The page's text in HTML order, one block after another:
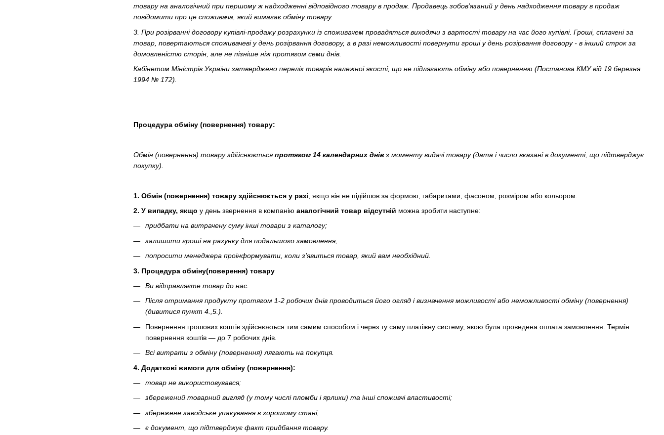
товару на аналогічний при першому ж надходженні відповідного товару в продаж. Продавець зобов'язаний у день надходження товару в продаж
повідомити про це споживача, який вимагає обміну товару.
3. При розірванні договору купівлі-продажу розрахунки із споживачем провадяться виходячи з вартості товару на час його купівлі. Гроші, сплачені за
товар, повертаються споживачеві у день розірвання договору, а в разі неможливості повернути гроші у день розірвання договору - в інший строк за
домовленістю сторін, але не пізніше ніж протягом семи днів.
Кабінетом Міністрів України затверджено перелік товарів належної якості, що не підлягають обміну або поверненню (Постанова КМУ від 19 березня
1994 № 172).
Процедура обміну (повернення) товару:
Обмін (повернення) товару здійснюєтьсяпротягом 14 календарних днів з моменту видачі товару (дата і число вказані в документі, що підтверджує
покупку).
1. Обмін (повернення) товару здійснюється у разі , якщо він не підійшов за формою, габаритами, фасоном, розміром або кольором.
2. У випадку, якщо у день звернення в компанію аналогічний товар відсутній можна зробити наступне:
придбати на витрачену суму інші товари з каталогу;
залишити гроші на рахунку для подальшого замовлення;
попросити менеджера проінформувати, коли з'явиться товар, який вам необхідний.
3. Процедура обміну(поверення) товару
Ви відправляєте товар до нас.
Після отримання продукту протягом 1-2 робочих днів проводиться його огляд і визначення можливості або неможливості обміну (повернення)
(дивитися пункт 4.,5.).
Повернення грошових коштів здійснюється тим самим способом і через ту саму платіжну систему, якою була проведена оплата замовлення. Термін
повернення коштів — до 7 робочих днів.
Всі витрати з обміну (повернення) лягають на покупця.
4. Додаткові вимоги для обміну (повернення):
товар не використовувався;
збережений товарний вигляд (у тому числі пломби і ярлики) та інші споживчі властивості;
збережене заводське упакування в хорошому стані;
є документ, що підтверджує факт придбання товару.